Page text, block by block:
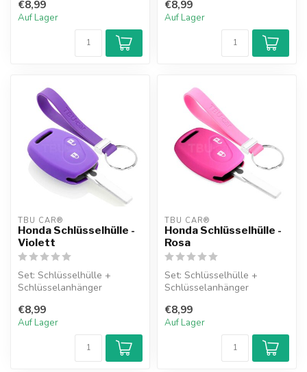
€8,99
Auf Lager
€8,99
Auf Lager
TBU CAR®
Honda Schlüsselhülle -
Violett
Set: Schlüsselhülle +
Schlüsselanhänger
€8,99
Auf Lager
TBU CAR®
Honda Schlüsselhülle -
Rosa
Set: Schlüsselhülle +
Schlüsselanhänger
€8,99
Auf Lager